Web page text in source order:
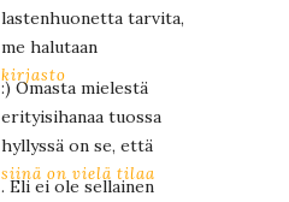
lastenhuonetta tarvita,
me halutaan
kirjasto
:) Omasta mielestä
erityisihanaa tuossa
hyllyssä on se, että
siinä on vielä tilaa
. Eli ei ole sellainen